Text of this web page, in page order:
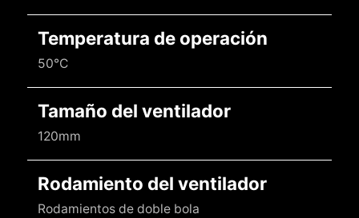
Temperatura de operación
50°C
Tamaño del ventilador
120mm
Rodamiento del ventilador
Rodamientos de doble bola